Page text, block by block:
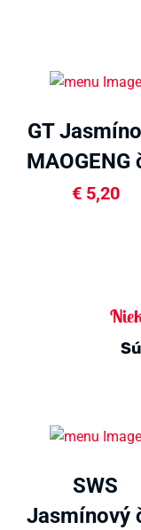
GT
MAOGENG
30g
€5,20
SWS
Jasmínový